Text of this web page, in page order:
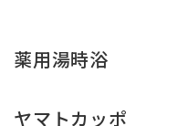
薬用湯時浴
ヤマトカッポ